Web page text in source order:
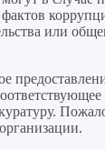
фактов
или